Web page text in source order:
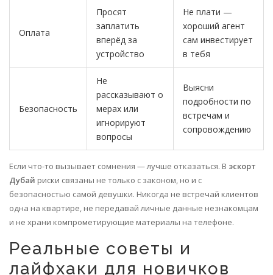
Оплата
Просят
заплатить
вперёд за
устройство
Не плати —
хороший агент
сам инвестирует
в тебя
Безопасность
Не
рассказывают о
мерах или
игнорируют
вопросы
Выясни
подробности по
встречам и
сопровождению
Если что-то вызывает сомнения — лучше отказаться. В эскорт
Дубай риски связаны не только с законом, но и с
безопасностью самой девушки. Никогда не встречай клиентов
одна на квартире, не передавай личные данные незнакомцам
и не храни компрометирующие материалы на телефоне.
Реальные советы и
лайфхаки для новичков